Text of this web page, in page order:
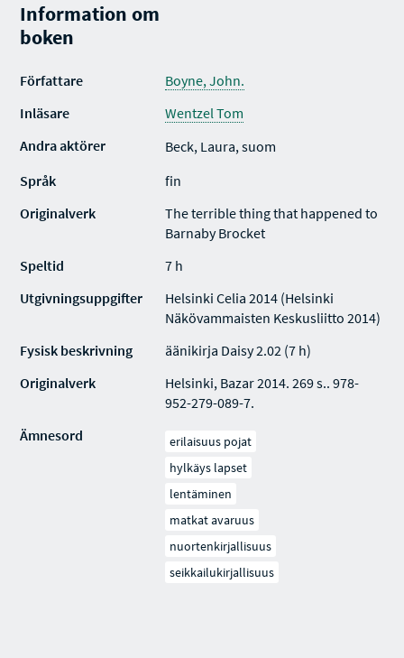
Information om
boken
Författare
Boyne, John.
Inläsare
Wentzel Tom
Andra aktörer
Beck, Laura, suom
Språk
fin
Originalverk
The terrible thing that happened to
Barnaby Brocket
Speltid
7 h
Utgivningsuppgifter
Helsinki Celia 2014 (Helsinki
Näkövammaisten Keskusliitto 2014)
Fysisk beskrivning
äänikirja Daisy 2.02 (7 h)
Originalverk
Helsinki, Bazar 2014. 269 s.. 978-
952-279-089-7.
Ämnesord
erilaisuus pojat
hylkäys lapset
lentäminen
matkat avaruus
nuortenkirjallisuus
seikkailukirjallisuus